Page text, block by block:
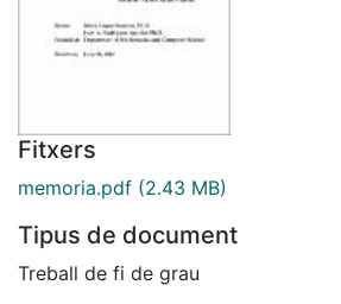
Fitxers
memoria.pdf (2.43 MB)
Tipus de document
Treball de fi de grau